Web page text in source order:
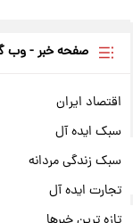
صفحه خبر - وب
اقتصاد ایران
سبک ایده آل
سبک زندگی مردانه
تجارت ایده آل